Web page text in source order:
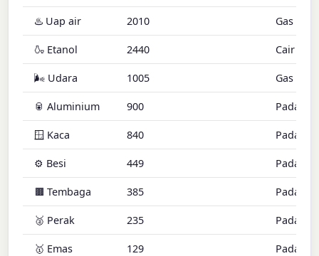
♨️ Uap air 2010 Gas
🍶 Etanol 2440 Cair
🌬️ Udara 1005 Gas
🥫 Aluminium 900 Padat
🪟 Kaca 840 Padat
⚙️ Besi 449 Padat
🟫 Tembaga 385 Padat
🥈 Perak 235 Padat
🥇 Emas 129 Padat